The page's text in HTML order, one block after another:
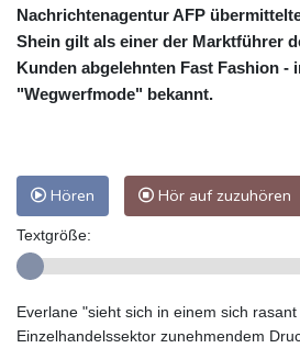
Nachrichtenagentur AFP
Shein gilt als einer der Marktführer
Kunden abgelehnten Fast Fashion -
"Wegwerfmode" bekannt.
Hören Hör auf zuzuhören
Textgröße:
Everlane "sieht sich in einem sich
Einzelhandelssektor zunehmendem